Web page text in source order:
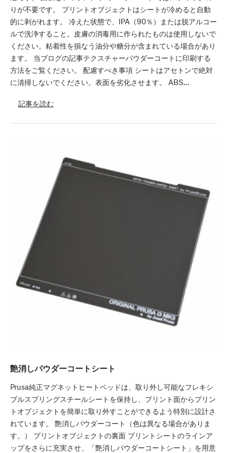
りが不要です。 プリントオブジェクトはシートが冷めると自動
的に剥がれます。 冷えた状態で、IPA（90％）または脱アルコー
ルで洗浄すること。皮膚の消毒用に作られたものは使用しないで
ください。粘着性を損なう油分や糖分が含まれている場合があり
ます。 当ブログの記事テクスチャーパウダーコートに印刷する
方法をご覧ください。 配慮すべき事項 シートはアセトンで絶対
に清掃しないでください。表面を劣化させます。 ABS…
記事を読む
艶消しパウダーコートシート
Prusa純正マグネットヒートベッドは、取り外し可能なフレキシ
ブルスプリングスチールシートを保持し、プリント面からプリン
トオブジェクトを簡単に取り外すことができるよう特別に設計さ
れています。 艶消しパウダーコート（色は異なる場合がありま
す。） プリントオブジェクトの裏面 プリントシートのラインア
ップをさらに充実させ、「艶消しパウダーコートシート」を用意